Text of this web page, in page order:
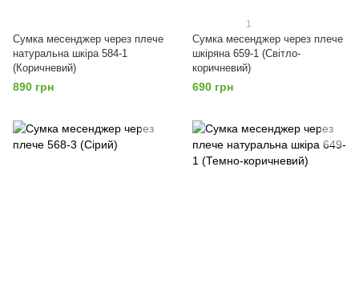
Сумка месенджер через плече
натуральна шкіра 584-1
(Коричневий)
890 грн
1
Сумка месенджер через плече
шкіряна 659-1 (Світло-
коричневий)
690 грн